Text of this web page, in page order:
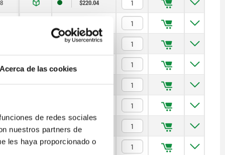
Acerca de las cookies
de redes sociales
nuestros partners de
les haya proporcionado o
$220.04
$297.70
$415.98
$784.71
$977.65